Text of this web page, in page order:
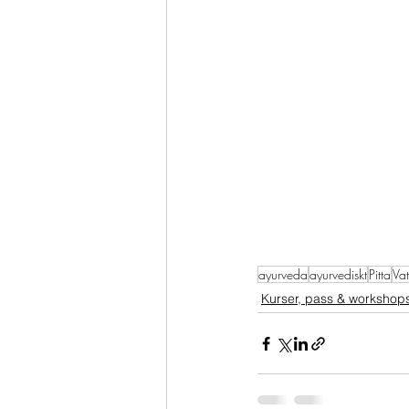
ayurvedaayurvedisktPitta
Kurser, pass &